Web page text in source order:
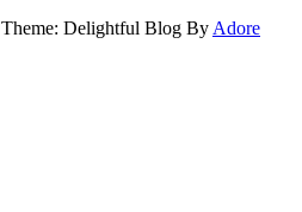
Theme: Delightful Blog ByAdore